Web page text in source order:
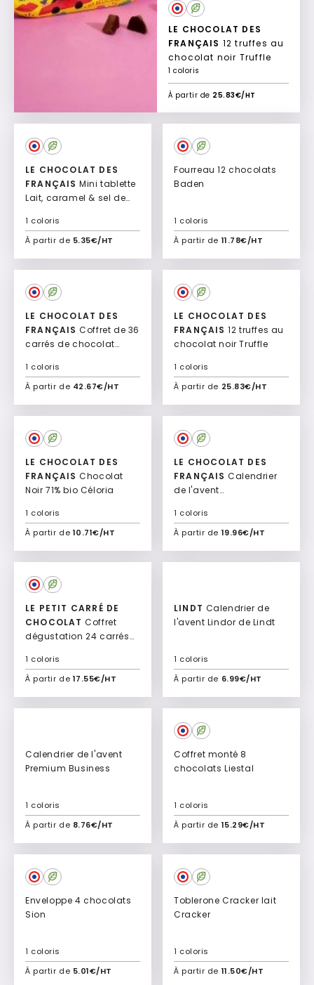
LE CHOCOLAT DES
FRANÇAIS 12 truffes au
chocolat noir Truffle
À partir de 25.83€/HT
1 coloris
LE CHOCOLAT DES
FRANÇAIS Mini tablette
Lait, caramel & sel de
À partir de 5.35€/HT
1 coloris
Ajouter à mon devis
Fourreau 12 chocolats
Baden
À partir de 11.78€/HT
1 coloris
Ajouter à mon devis
LE CHOCOLAT DES
FRANÇAIS Coffret de 36
carrés de chocolat
À partir de 42.67€/HT
1 coloris
Ajouter à mon devis
LE CHOCOLAT DES
FRANÇAIS 12 truffes au
chocolat noir Truffle
À partir de 25.83€/HT
1 coloris
Ajouter à mon devis
LE CHOCOLAT DES
FRANÇAIS Chocolat
Noir 71% bio Céloria
À partir de 10.71€/HT
1 coloris
Ajouter à mon devis
LE CHOCOLAT DES
FRANÇAIS Calendrier
de l'avent
Shaka
À partir de 19.96€/HT
1 coloris
Ajouter à mon devis
LE PETIT CARRÉ DE
CHOCOLAT Coffret
dégustation 24 carrés
À partir de 17.55€/HT
1 coloris
Ajouter à mon devis
LINDT
l'avent Lindor de Lindt
À partir de 6.99€/HT
1 coloris
Ajouter à mon devis
Calendrier de l'avent
Premium Business
À partir de 8.76€/HT
1 coloris
Ajouter à mon devis
Coffret monté 8
chocolats Liestal
À partir de 15.29€/HT
1 coloris
Ajouter à mon devis
Enveloppe 4 chocolats
Sion
À partir de 5.01€/HT
1 coloris
Toblerone Cracker lait
Cracker
À partir de 11.50€/HT
1 coloris